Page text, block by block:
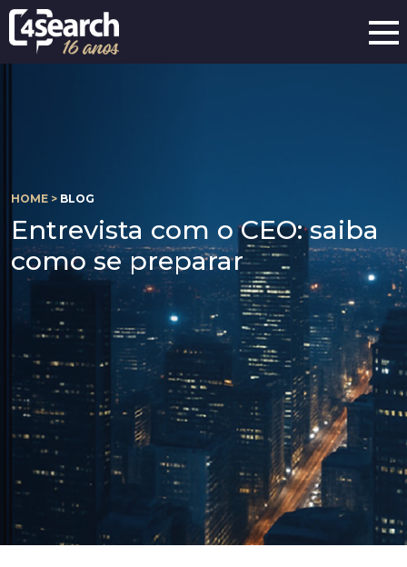
HOME > BLOG
Entrevista com o CEO: saiba
como se preparar